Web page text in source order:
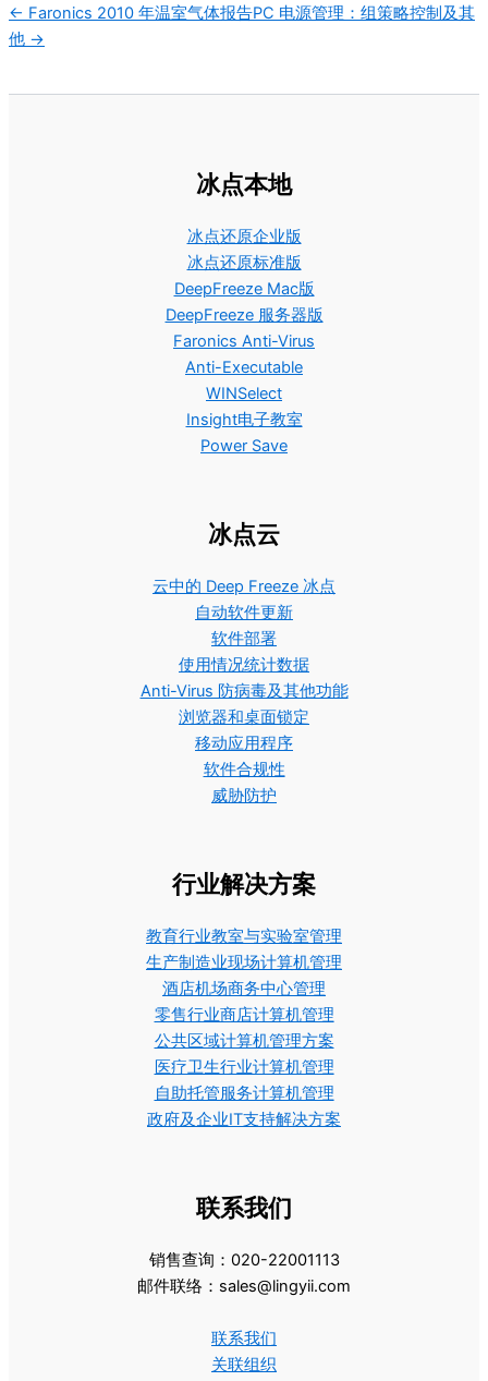
文
档
← Faronics 2010 年温室气体报告PC 电源管理：组策略控制及其
他 →
冰点本地
冰点还原企业版
冰点还原标准版
DeepFreeze Mac版
DeepFreeze 服务器版
Faronics Anti-Virus
Anti-Executable
WINSelect
Insight电子教室
Power Save
冰点云
云中的 Deep Freeze 冰点
自动软件更新
软件部署
使用情况统计数据
Anti-Virus 防病毒及其他功能
浏览器和桌面锁定
移动应用程序
软件合规性
威胁防护
行业解决方案
教育行业教室与实验室管理
生产制造业现场计算机管理
酒店机场商务中心管理
零售行业商店计算机管理
公共区域计算机管理方案
医疗卫生行业计算机管理
自助托管服务计算机管理
政府及企业IT支持解决方案
联系我们
销售查询：020-22001113
邮件联络：sales@lingyii.com
联系我们
关联组织